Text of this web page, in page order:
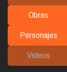
Obras
Personajes
Videos